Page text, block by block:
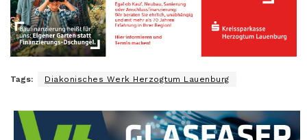
Tags: Diakonisches Werk Herzogtum Lauenburg